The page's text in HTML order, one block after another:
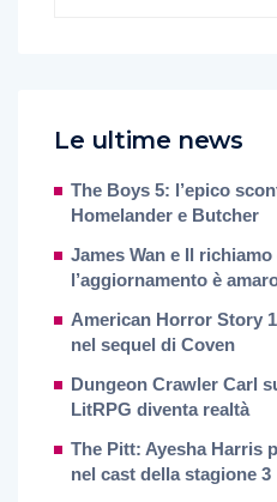
Le ultime news
The Boys 5: l’epico
Homelander e Butcher
James Wan e Il
l’aggiornamento è
American Horror Story
nel sequel di Coven
Dungeon Crawler Carl
LitRPG diventa realtà
The Pitt: Ayesha Harris
nel cast della stagione 3